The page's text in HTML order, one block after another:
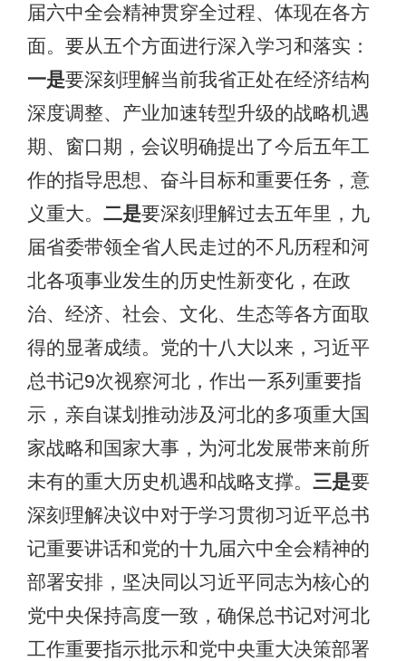
届六中全会精神贯穿全过程、体现在各方
面。要从五个方面进行深入学习和落实：
一是要深刻理解当前我省正处在经济结构
深度调整、产业加速转型升级的战略机遇
期、窗口期，会议明确提出了今后五年工
作的指导思想、奋斗目标和重要任务，意
义重大。 二是要深刻理解过去五年里，九
届省委带领全省人民走过的不凡历程和河
北各项事业发生的历史性新变化，在政
治、经济、社会、文化、生态等各方面取
得的显著成绩。党的十八大以来，习近平
总书记9次视察河北，作出一系列重要指
示，亲自谋划推动涉及河北的多项重大国
家战略和国家大事，为河北发展带来前所
未有的重大历史机遇和战略支撑。 三是要
深刻理解决议中对于学习贯彻习近平总书
记重要讲话和党的十九届六中全会精神的
部署安排，坚决同以习近平同志为核心的
党中央保持高度一致，确保总书记对河北
工作重要指示批示和党中央重大决策部署